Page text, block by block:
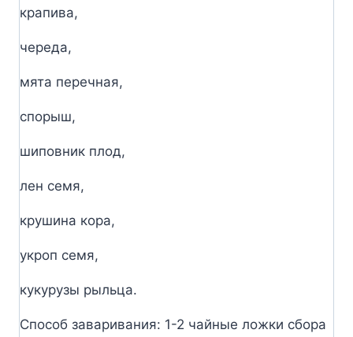
крапива,
череда,
мята перечная,
спорыш,
шиповник плод,
лен семя,
крушина кора,
укроп семя,
кукурузы рыльца.
Способ заваривания: 1-2 чайные ложки сбора